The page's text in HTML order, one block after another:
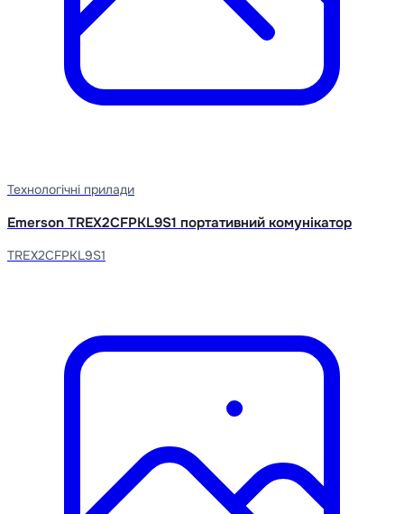
Технологічні прилади
Emerson TREX2CFPKL9S1 портативний комунікатор
TREX2CFPKL9S1